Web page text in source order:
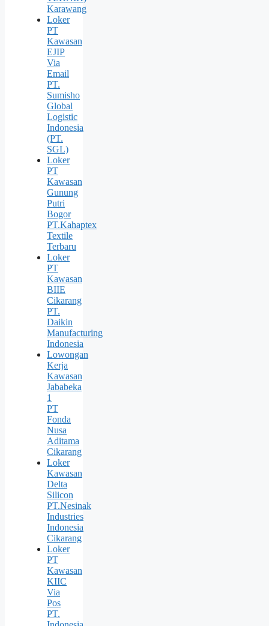
Karawang
Loker
PT
Kawasan
EJIP
Via
Email
PT.
Sumisho
Global
Logistic
Indonesia
(PT.
SGL)
Loker
PT
Kawasan
Gunung
Putri
Bogor
PT.Kahaptex
Textile
Terbaru
Loker
PT
Kawasan
BIIE
Cikarang
PT.
Daikin
Manufacturing
Indonesia
Lowongan
Kerja
Kawasan
Jababeka
1
PT
Fonda
Nusa
Aditama
Cikarang
Loker
Kawasan
Delta
Silicon
PT.Nesinak
Industries
Indonesia
Cikarang
Loker
PT
Kawasan
KIIC
Via
Pos
PT.